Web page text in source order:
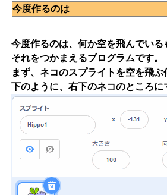
今度作るのは
今度作るのは、何か空を飛んでいる
それをつかまえるプログラムです。
まず、ネコのスプライトを空を飛ぶ
下のように、右下のネコのところに